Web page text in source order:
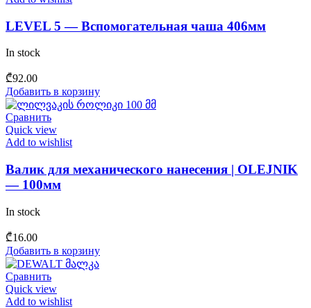
LEVEL 5 — Вспомогательная чаша 406мм
In stock
₾92.00
Добавить в корзину
Сравнить
Quick view
Add to wishlist
Валик для механического нанесения | OLEJNIK
— 100мм
In stock
₾16.00
Добавить в корзину
Сравнить
Quick view
Add to wishlist